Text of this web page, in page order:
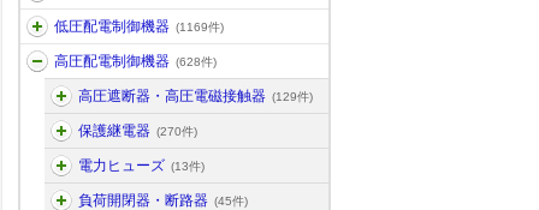
低圧配電制御機器 (1169件)
高圧配電制御機器 (628件)
高圧遮断器・高圧電磁接触器 (129件)
保護継電器 (270件)
電力ヒューズ (13件)
負荷開閉器・断路器 (45件)